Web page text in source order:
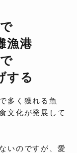
漁港
する
多く獲れる魚
文化が発展して
いのですが、愛